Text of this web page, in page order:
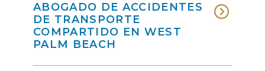
ABOGADO DE ACCIDENTES
DE TRANSPORTE
COMPARTIDO EN WEST
PALM BEACH